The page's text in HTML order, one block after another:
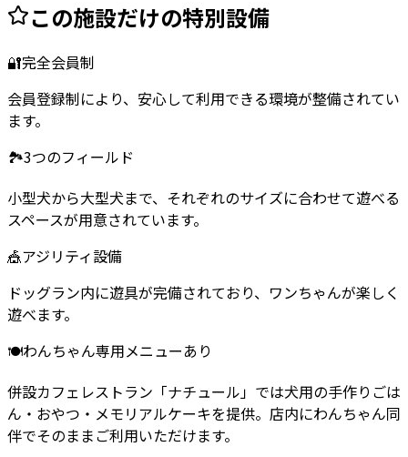
この施設だけの特別設備
🔐完全会員制
会員登録制により、安心して利用できる環境が整備されてい
ます。
🏞️3つのフィールド
小型犬から大型犬まで、それぞれのサイズに合わせて遊べる
スペースが用意されています。
🎪アジリティ設備
ドッグラン内に遊具が完備されており、ワンちゃんが楽しく
遊べます。
🍽️わんちゃん専用メニューあり
併設カフェレストラン「ナチュール」では犬用の手作りごは
ん・おやつ・メモリアルケーキを提供。店内にわんちゃん同
伴でそのままご利用いただけます。